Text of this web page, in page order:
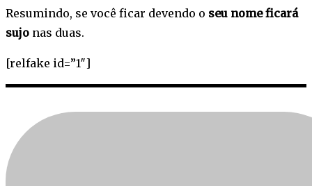
Resumindo, se você ficar devendo o seu nome ficará
sujo nas duas.
[relfake id=”1″]